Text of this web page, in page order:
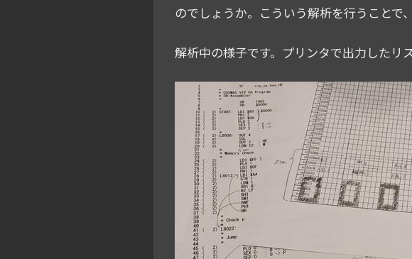
のでしょうか。こういう解析を行うことで
解析中の様子です。プリンタで出力したリ